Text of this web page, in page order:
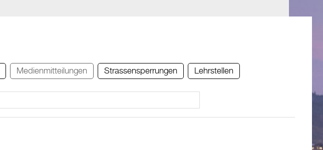
Medienmitteilungen Strassensperrungen Lehrstellen